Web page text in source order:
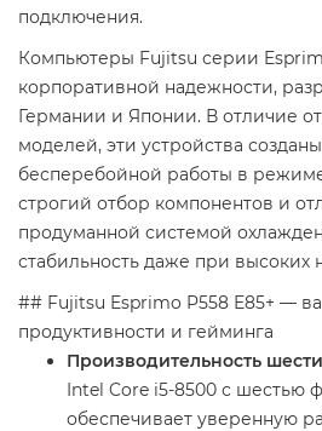
подключения.
Компьютеры Fujitsu серии
корпоративной надежности,
Германии и Японии. В отличие
моделей, эти устройства
бесперебойной работы в
строгий отбор компонентов и
продуманной системой
стабильность даже при высоких
## Fujitsu Esprimo P558 E85+ —
продуктивности и гейминга
Производительность
Intel Core i5-8500 с шестью
обеспечивает уверенную